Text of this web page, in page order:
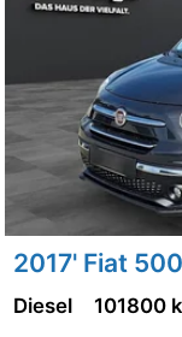
2017' Fiat
Diesel 101800